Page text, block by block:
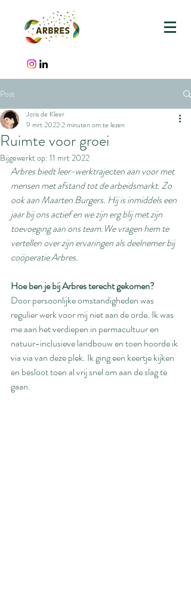
Post
Ruimte voor groei
Joris de Kleer
9 mrt 20222 minuten om te lezen
Bijgewerkt op: 11 mrt 2022
Arbres biedt leer-werktrajecten aan voor met
mensen met afstand tot de arbeidsmarkt. Zo
ook aan Maarten Burgers. Hij is inmiddels een
jaar bij ons actief en we zijn erg blij met zijn
toevoeging aan ons team.We vragen hem te
vertellen over zijn ervaringen als deelnemer bij
coöperatie Arbres.
Hoe ben je bij Arbres terecht gekomen?
Door persoonlijke omstandigheden was
regulier werk voor mij niet aan de orde. Ik was
me aan het verdiepen in permacultuur en
natuur-inclusieve landbouw en toen hoorde ik
via via van deze plek. Ik ging een keertje kijken
en besloot toen al vrij snel om aan de slag te
gaan.